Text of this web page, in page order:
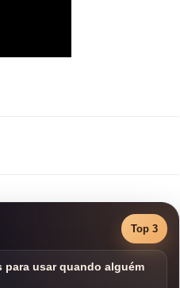
Top 3
para usar quando alguém